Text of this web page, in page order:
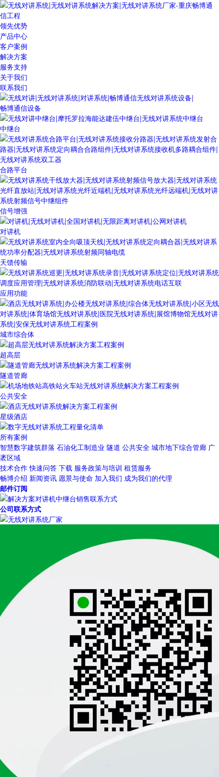
领先优势
产品中心
客户案例
解决方案
服务支持
关于我们
联系我们
畅博通信设备
中继台
合路平台
信号增强
对讲机
天馈传输
应用功能
城市综合体
超高层
隧道管廊
公共安全
星级酒店
所有案例
智慧数字建筑群落 石油化工制造业 隧道 公共安全 城市地下综合管廊 广
袤区域
技术合作 快速问答 下载 服务政策与培训 租赁服务
畅博介绍 新闻资讯 愿景与使命 加入我们 成为我们的代理
邮件订阅
公司联系方式